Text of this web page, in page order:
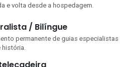
e volta desde a hospedagem.
/ Bilíngue
permanente de guias especialistas